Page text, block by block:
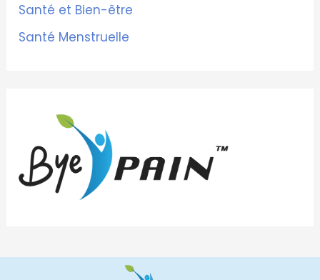
Santé et Bien-être
Santé Menstruelle